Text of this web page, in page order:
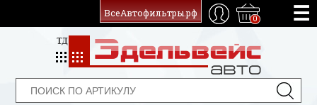
ВсеАвтофильтры.рф
0